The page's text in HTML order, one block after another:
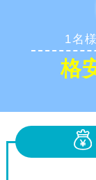
1名
格